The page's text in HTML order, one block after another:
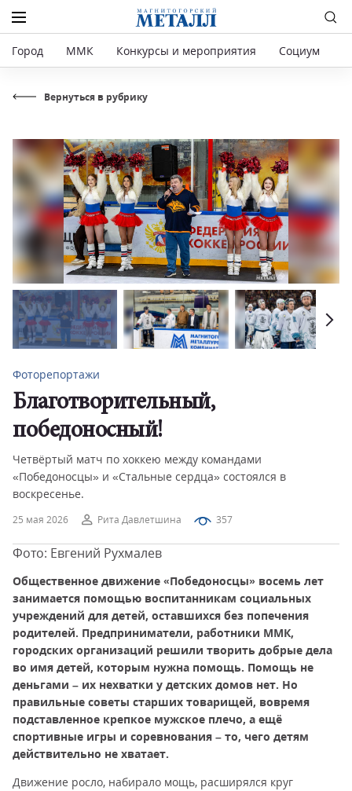
Город ММК Конкурсы и мероприятия Социум
Вернуться в рубрику
25 мая 2026 Рита Давлетшина 357
Фоторепортажи
Благотворительный,
победоносный!
Четвёртый матч по хоккею между командами
«Победоносцы» и «Стальные сердца» состоялся в
воскресенье.
Фото: Евгений Рухмалев
Общественное движение «Победоносцы» восемь лет
занимается помощью воспитанникам социальных
учреждений для детей, оставшихся без попечения
родителей. Предприниматели, работники ММК,
городских организаций решили творить добрые дела
во имя детей, которым нужна помощь. Помощь не
деньгами – их нехватки у детских домов нет. Но
правильные советы старших товарищей, вовремя
подставленное крепкое мужское плечо, а ещё
спортивные игры и соревнования – то, чего детям
действительно не хватает.
Движение росло, набирало мощь, расширялся круг